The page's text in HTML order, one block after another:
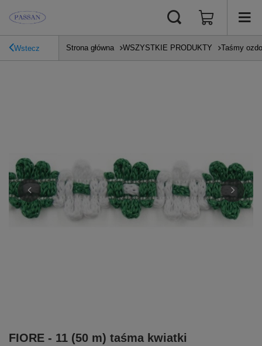
Wstecz Strona główna WSZYSTKIE PRODUKTY Taśmy
FIORE - 11 (50 m) taśma kwiatki